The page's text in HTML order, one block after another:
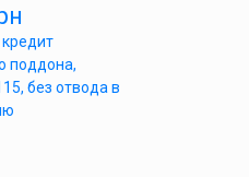
кредит
поддона,
без отвода в